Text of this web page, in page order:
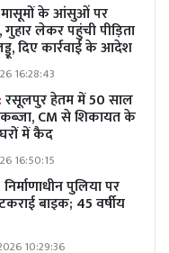
मासूमों के आंसुओं पर
लेकर पहुंची पीड़िता
दिए कार्रवाई के आदेश
16:28:43
रसूलपुर हेतम में 50 साल
CM से शिकायत के
में कैद
16:50:15
पुलिया पर
बाइक; 45 वर्षीय
10:29:36